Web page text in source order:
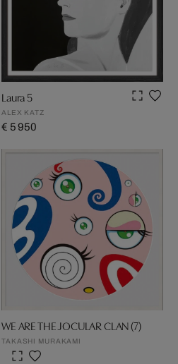
Laura 5
ALEX KATZ
€ 5 950
WE ARE THE JOCULAR CLAN (7)
TAKASHI MURAKAMI